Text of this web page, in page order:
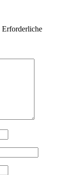
Erforderliche